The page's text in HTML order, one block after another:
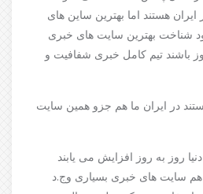
هستند اما بهترین ساین های
شناخت بهترین سایت های خبری
باشند تیم کامل خبری شفافیت و
در ایران ما هم جزو همین سایت
روز به روز افزایش می یابند
هم سایت های خبری بسیاری وج.د